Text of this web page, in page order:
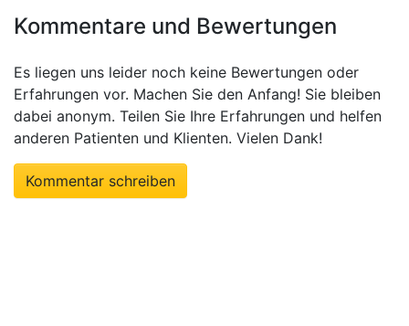
Kommentare und Bewertungen
Es liegen uns leider noch keine Bewertungen oder
Erfahrungen vor. Machen Sie den Anfang! Sie bleiben
dabei anonym. Teilen Sie Ihre Erfahrungen und helfen
anderen Patienten und Klienten. Vielen Dank!
Kommentar schreiben